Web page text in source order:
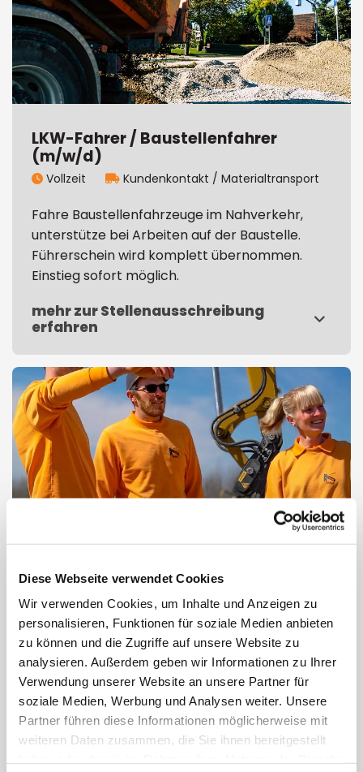
Diese Webseite verwendet Cookies
Wir verwenden Cookies, um Inhalte und Anzeigen zu
personalisieren, Funktionen für soziale Medien anbieten
zu können und die Zugriffe auf unsere Website zu
analysieren. Außerdem geben wir Informationen zu Ihrer
Verwendung unserer Website an unsere Partner für
soziale Medien, Werbung und Analysen weiter. Unsere
Partner führen diese Informationen möglicherweise mit
weiteren Daten zusammen, die Sie ihnen bereitgestellt
LKW-Fahrer / Baustellenfahrer
(m/w/d)
 Vollzeit  Kundenkontakt / Materialtransport
Fahre Baustellenfahrzeuge im Nahverkehr,
unterstütze bei Arbeiten auf der Baustelle.
Führerschein wird komplett übernommen.
Einstieg sofort möglich.
mehr zur Stellenausschreibung
erfahren
Hilfskraft / Bauhelfer (m/w/d)
Unterstützung auf Baustellen, Maschinen
bedienen, Erd- und Tiefbauarbeiten.
Einstieg auch ohne Erfahrung möglich.
mehr zur Stellenausschreibung
erfahren